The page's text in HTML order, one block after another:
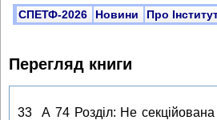
СПЕТФ-2026 Новини Про
Перегляд книги
33 А 74 Розділ: Не